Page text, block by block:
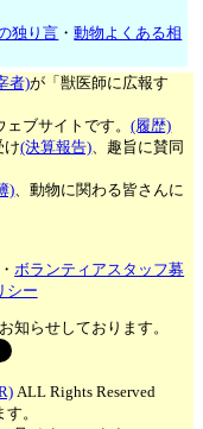
独り言 ・動物よくある相
者)が「獣医師に広報す
ェブサイトです。(履歴)
け(決算報告)、趣旨に賛同
)、動物に関わる皆さんに
・ボランティアスタッフ募
シー
知らせしております。
ALL Rights Reserved
。